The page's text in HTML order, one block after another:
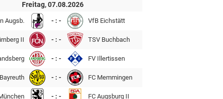
Freitag, 07.08.2026
Augsb. - : - VfB Eichstätt
II - : - TSV Buchbach
- : - FV Illertissen
- : - FC Memmingen
- : - FC Augsburg II